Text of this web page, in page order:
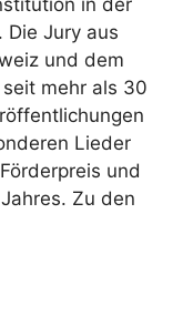
in der
Die Jury aus
und dem
mehr als 30
Lieder
und
Zu den